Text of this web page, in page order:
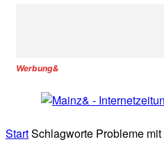
Werbung&
StartSchlagworte Probleme